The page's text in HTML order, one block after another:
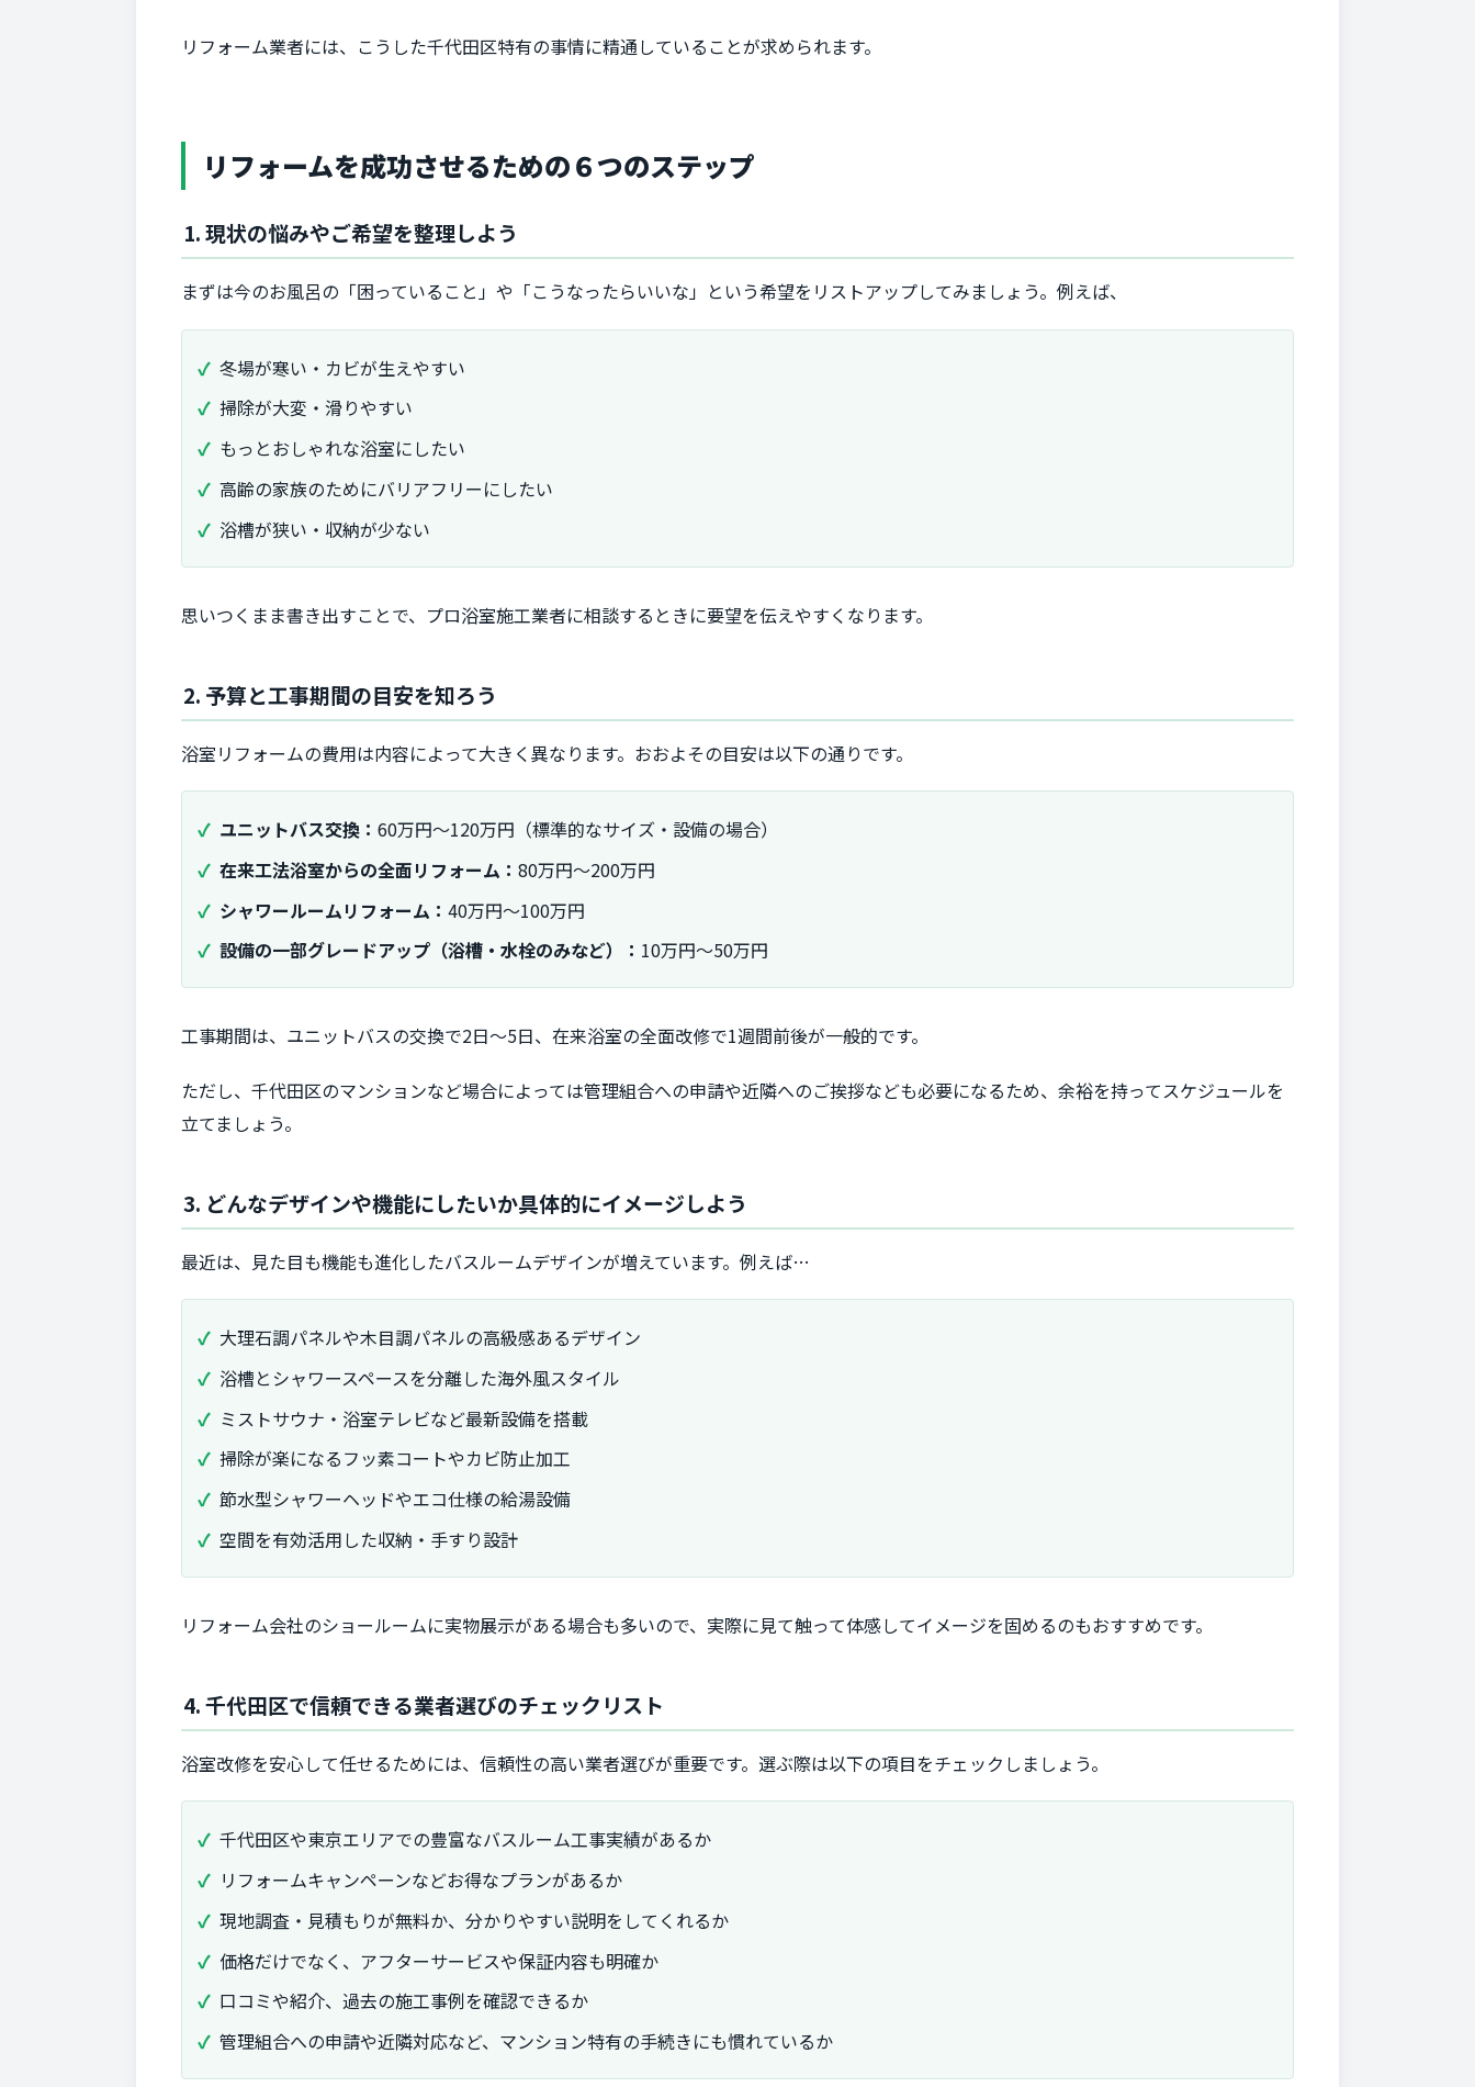
リフォーム業者には、こうした千代田区特有の事情に精通していることが求められます。
リフォームを成功させるための６つのステップ
1. 現状の悩みやご希望を整理しよう
まずは今のお風呂の「困っていること」や「こうなったらいいな」という希望をリストアップしてみましょう。例えば、
冬場が寒い・カビが生えやすい
掃除が大変・滑りやすい
もっとおしゃれな浴室にしたい
高齢の家族のためにバリアフリーにしたい
浴槽が狭い・収納が少ない
思いつくまま書き出すことで、プロ浴室施工業者に相談するときに要望を伝えやすくなります。
2. 予算と工事期間の目安を知ろう
浴室リフォームの費用は内容によって大きく異なります。おおよその目安は以下の通りです。
ユニットバス交換： 60万円～120万円（標準的なサイズ・設備の場合）
在来工法浴室からの全面リフォーム： 80万円～200万円
シャワールームリフォーム： 40万円～100万円
設備の一部グレードアップ（浴槽・水栓のみなど）： 10万円～50万円
工事期間は、ユニットバスの交換で2日～5日、在来浴室の全面改修で1週間前後が一般的です。
ただし、千代田区のマンションなど場合によっては管理組合への申請や近隣へのご挨拶なども必要になるため、余裕を持ってスケジュールを
立てましょう。
3. どんなデザインや機能にしたいか具体的にイメージしよう
最近は、見た目も機能も進化したバスルームデザインが増えています。例えば…
大理石調パネルや木目調パネルの高級感あるデザイン
浴槽とシャワースペースを分離した海外風スタイル
ミストサウナ・浴室テレビなど最新設備を搭載
掃除が楽になるフッ素コートやカビ防止加工
節水型シャワーヘッドやエコ仕様の給湯設備
空間を有効活用した収納・手すり設計
リフォーム会社のショールームに実物展示がある場合も多いので、実際に見て触って体感してイメージを固めるのもおすすめです。
4. 千代田区で信頼できる業者選びのチェックリスト
浴室改修を安心して任せるためには、信頼性の高い業者選びが重要です。選ぶ際は以下の項目をチェックしましょう。
千代田区や東京エリアでの豊富なバスルーム工事実績があるか
リフォームキャンペーンなどお得なプランがあるか
現地調査・見積もりが無料か、分かりやすい説明をしてくれるか
価格だけでなく、アフターサービスや保証内容も明確か
口コミや紹介、過去の施工事例を確認できるか
管理組合への申請や近隣対応など、マンション特有の手続きにも慣れているか